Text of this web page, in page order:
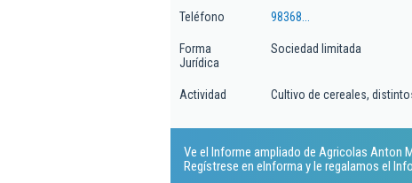
Teléfono 98368...
Forma
Jurídica
Sociedad limitada
Actividad Cultivo de cereales,
Ve el Informe ampliado de Agricolas Anton
Regístrese en eInforma y le regalamos el